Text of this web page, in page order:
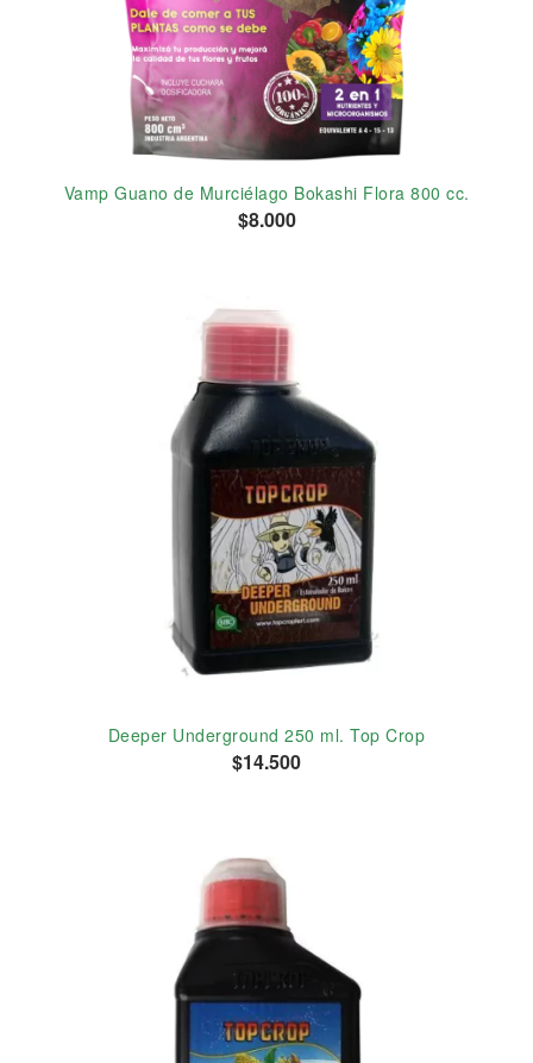
Vamp Guano de Murciélago Bokashi Flora 800 cc.
$8.000
Deeper Underground 250 ml. Top Crop
$14.500